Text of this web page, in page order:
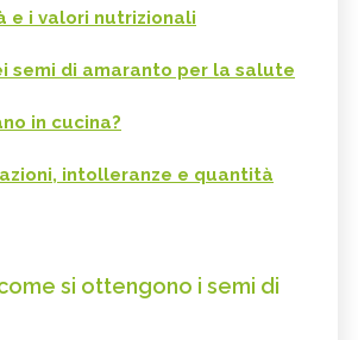
e i valori nutrizionali
semi di amaranto per la salute
in cucina?
intolleranze e quantità
si ottengono i semi di